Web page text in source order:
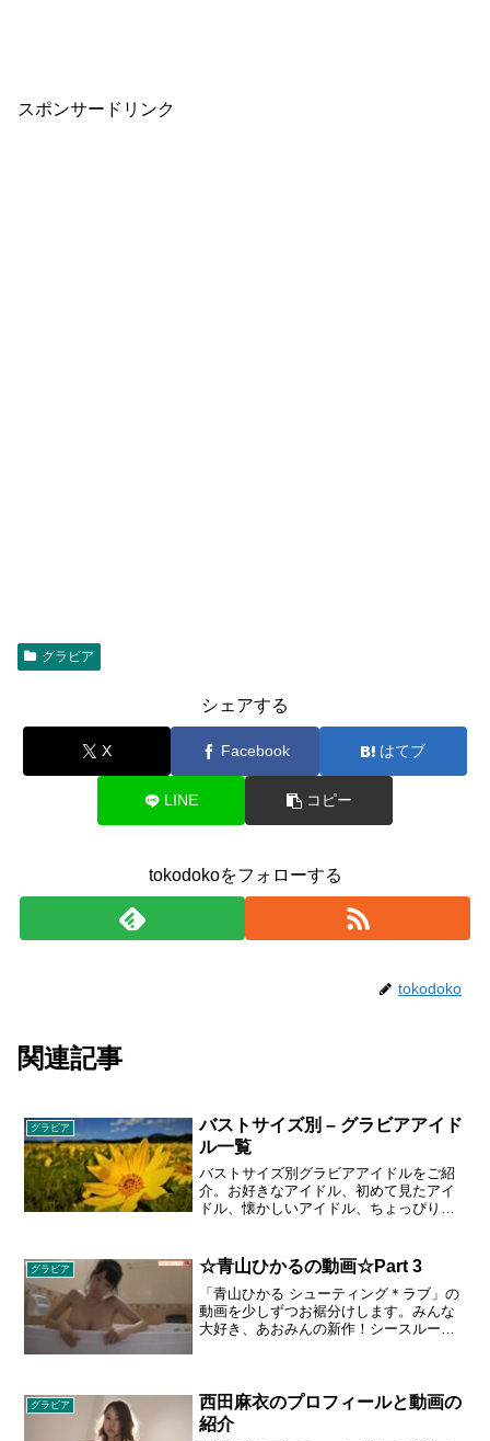
スポンサードリンク
グラビア
シェアする
X Facebook はてブ
LINE コピー
tokodokoをフォローする
tokodoko
関連記事
グラビア
バストサイズ別 – グラビアアイド
ル一覧
バストサイズ別グラビアアイドルをご紹
介。お好きなアイドル、初めて見たアイ
ドル、懐かしいアイドル、ちょっぴりセ
保養にどうぞお召し上がりください。
グラビア ☆青山ひかるの動画☆Part 3
「青山ひかる シューティング＊ラブ」の
動画を少しずつお裾分けします。みんな
大好き、あおみんの新作！シースルーや
５９・Ｈ９０／趣味：ゲーム、コスプレ
グラビア
西田麻衣のプロフィールと動画の
紹介